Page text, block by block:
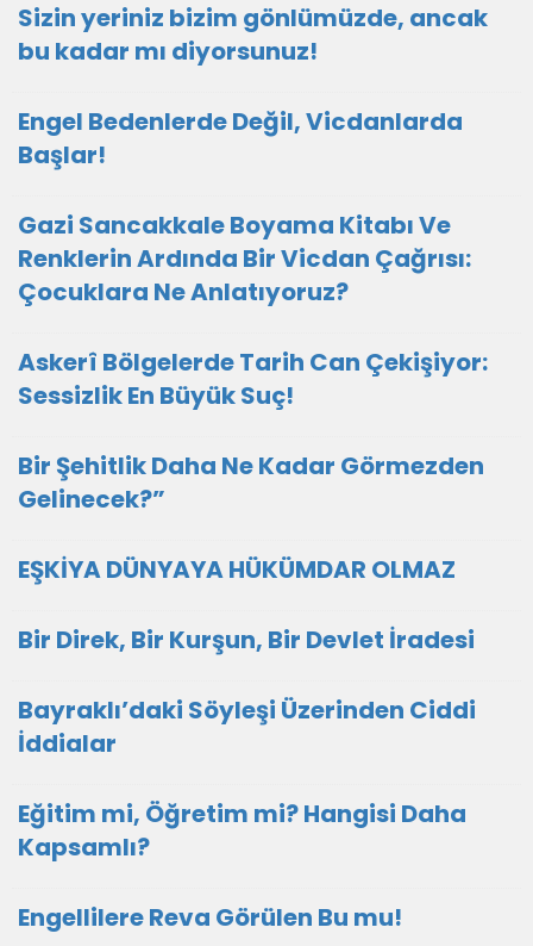
Sizin yeriniz bizim gönlümüzde, ancak
bu kadar mı diyorsunuz!
Engel Bedenlerde Değil, Vicdanlarda
Başlar!
Gazi Sancakkale Boyama Kitabı Ve
Renklerin Ardında Bir Vicdan Çağrısı:
Çocuklara Ne Anlatıyoruz?
Askerî Bölgelerde Tarih Can Çekişiyor:
Sessizlik En Büyük Suç!
Bir Şehitlik Daha Ne Kadar Görmezden
Gelinecek?”
EŞKİYA DÜNYAYA HÜKÜMDAR OLMAZ
Bir Direk, Bir Kurşun, Bir Devlet İradesi
Bayraklı’daki Söyleşi Üzerinden Ciddi
İddialar
Eğitim mi, Öğretim mi? Hangisi Daha
Kapsamlı?
Engellilere Reva Görülen Bu mu!